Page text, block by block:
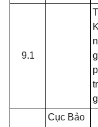
9.1
Cục Bảo